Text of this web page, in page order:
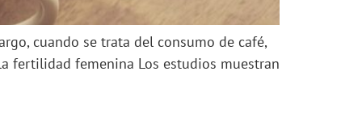
cuando se trata del consumo de café,
fertilidad femenina Los estudios muestran